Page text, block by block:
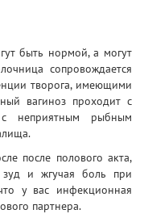
быть нормой, а могут
сопровождается
творога, имеющими
вагиноз проходит с
неприятным рыбным
после полового акта,
и жгучая боль при
у вас инфекционная
партнера.